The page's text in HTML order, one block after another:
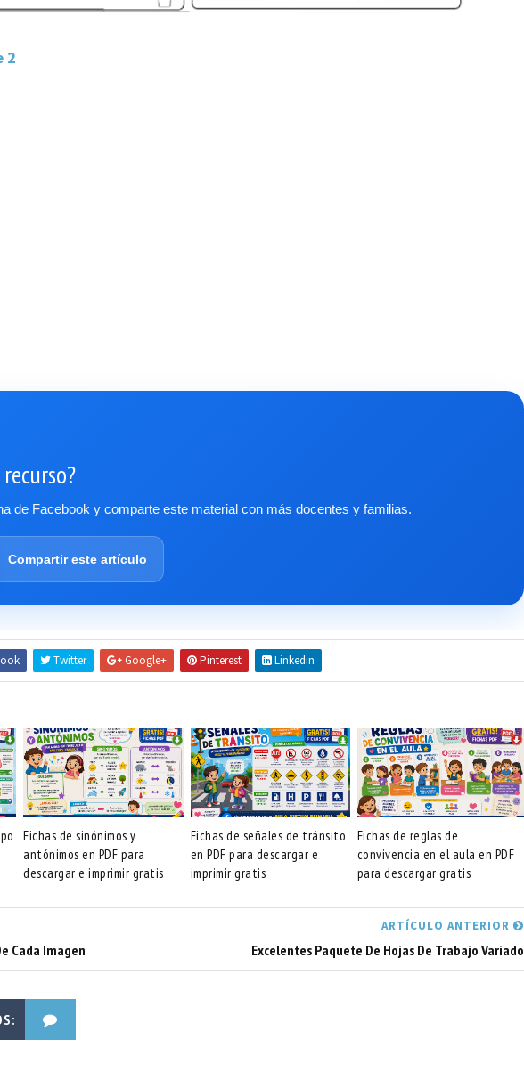
2
de Facebook y comparte este material con más docentes y familias.
Compartir este artículo
Twitter Google+ Pinterest Linkedin
Fichas de sinónimos y
antónimos en PDF para
descargar e imprimir gratis
Fichas de señales de tránsito
en PDF para descargar e
imprimir gratis
Fichas de reglas de
convivencia en el aula en PDF
para descargar gratis
Cada Imagen
ARTÍCULO ANTERIOR
Excelentes Paquete De Hojas De Trabajo Variado